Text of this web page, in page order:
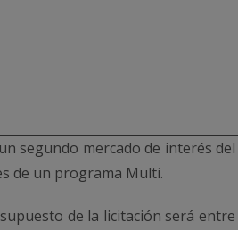
segundo mercado de interés
de un programa Multi.
de la licitación será